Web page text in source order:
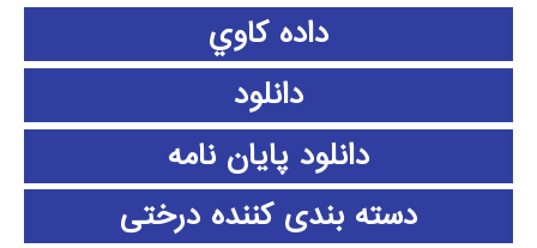
داده كاوي
دانلود
دانلود پايان نامه
دسته بندی کننده درختی